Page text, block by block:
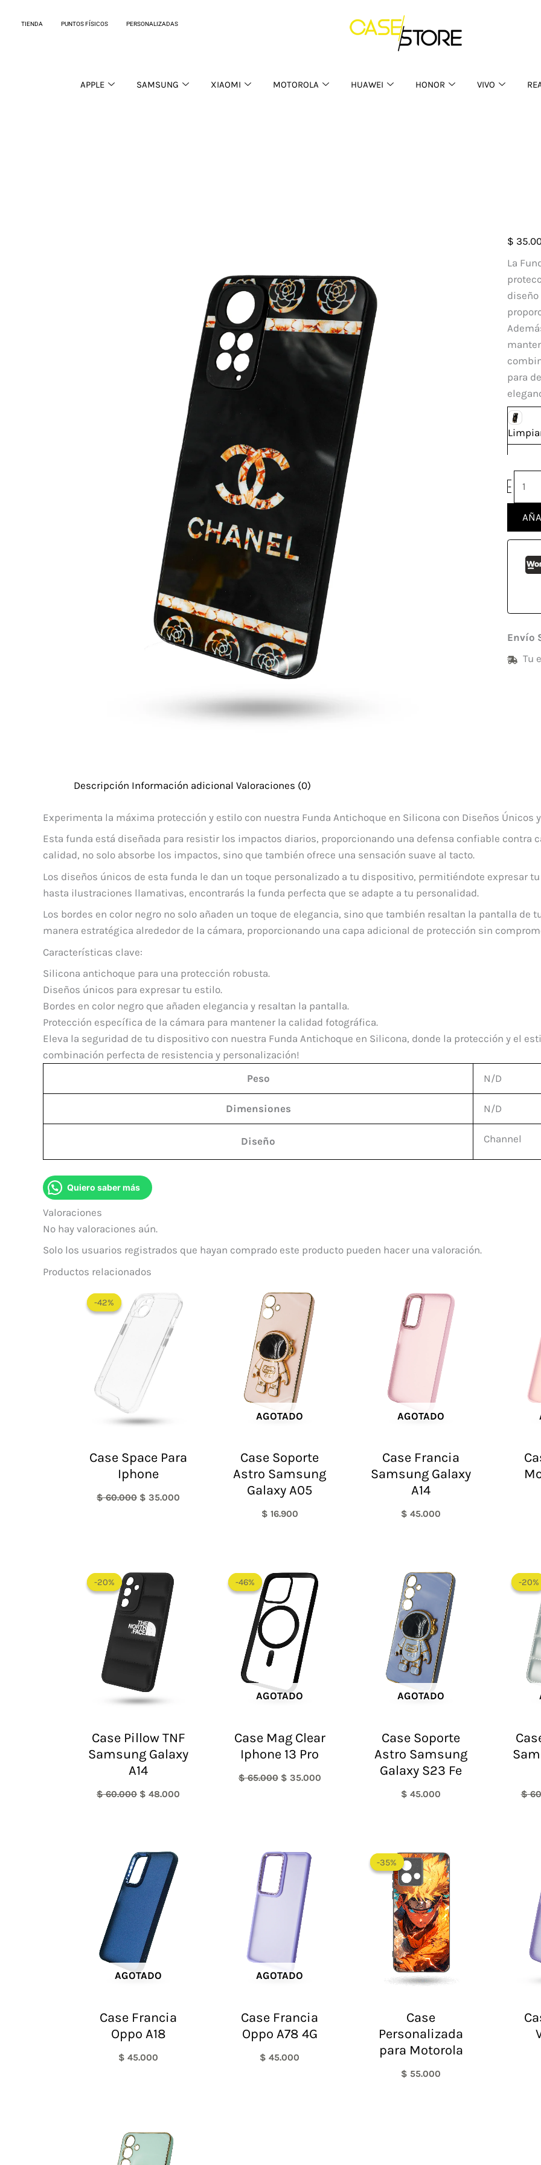
TIENDA PUNTOS FÍSICOS PERSONALIZADAS
APPLE SAMSUNG XIAOMI MOTOROLA HUAWEI HONOR VIVO
$
La
diseño
para
-
Case
DD
11S
Envío
Tu
Descripción Información adicional Valoraciones (0)
Experimenta la máxima protección y estilo con nuestra Funda Antichoque en Silicona con Diseños Únicos
Esta funda está diseñada para resistir los impactos diarios, proporcionando una defensa confiable contra
calidad, no solo absorbe los impactos, sino que también ofrece una sensación suave al tacto.
Los diseños únicos de esta funda le dan un toque personalizado a tu dispositivo, permitiéndote expresar
hasta ilustraciones llamativas, encontrarás la funda perfecta que se adapte a tu personalidad.
Los bordes en color negro no solo añaden un toque de elegancia, sino que también resaltan la pantalla de
manera estratégica alrededor de la cámara, proporcionando una capa adicional de protección sin
Características clave:
Silicona antichoque para una protección robusta.
Diseños únicos para expresar tu estilo.
Bordes en color negro que añaden elegancia y resaltan la pantalla.
Protección específica de la cámara para mantener la calidad fotográfica.
Eleva la seguridad de tu dispositivo con nuestra Funda Antichoque en Silicona, donde la protección y el
combinación perfecta de resistencia y personalización!
Peso
N/D
Dimensiones N/D
Diseño Channel
Quiero saber más
Valoraciones
No hay valoraciones aún.
Solo los usuarios registrados que hayan comprado este producto pueden hacer una valoración.
Productos relacionados
-42%
-42%
Case Space Para
Iphone
$60.000
precio
original
era:
$ 60.000.
$ 35.000
actual
AGOTADO
Case Soporte
Astro Samsung
Galaxy A05
$ 16.900
AGOTADO
Case Francia
Samsung Galaxy
A14
$ 45.000
-20%
-20%
Case Pillow TNF
Samsung Galaxy
A14
$60.000
precio
original
era:
$ 60.000.
$ 48.000
-46%
AGOTADO
-46%
Case Mag Clear
Iphone 13 Pro
$65.000
precio
original
era:
$ 65.000.
$ 35.000
AGOTADO
Case Soporte
Astro Samsung
Galaxy S23 Fe
$ 45.000
-20%
-20%
$
AGOTADO
Case Francia
Oppo A18
$ 45.000
AGOTADO
Case Francia
Oppo A78 4G
$ 45.000
-35%
-35%
Case
Personalizada
para Motorola
$ 55.000